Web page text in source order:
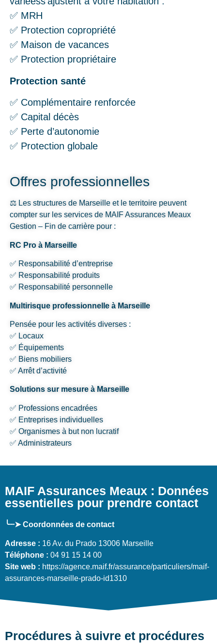
✅ MRH
✅ Protection copropriété
✅ Maison de vacances
✅ Protection propriétaire
Protection santé
✅ Complémentaire renforcée
✅ Capital décès
✅ Perte d’autonomie
✅ Protection globale
Offres professionnelles
⚖️ Les structures de Marseille et le territoire peuvent
compter sur les services de MAIF Assurances Meaux
Gestion – Fin de carrière pour :
RC Pro à Marseille
✅ Responsabilité d’entreprise
✅ Responsabilité produits
✅ Responsabilité personnelle
Multirisque professionnelle à Marseille
Pensée pour les activités diverses :
✅ Locaux
✅ Équipements
✅ Biens mobiliers
✅ Arrêt d’activité
Solutions sur mesure à Marseille
✅ Professions encadrées
✅ Entreprises individuelles
✅ Organismes à but non lucratif
✅ Administrateurs
MAIF Assurances Meaux : Données
essentielles pour prendre contact
╰┈➤ Coordonnées de contact
Adresse : 16 Av. du Prado 13006 Marseille
Téléphone : 04 91 15 14 00
Site web : https://agence.maif.fr/assurance/particuliers/maif-
assurances-marseille-prado-id1310
Procédures à suivre et procédures